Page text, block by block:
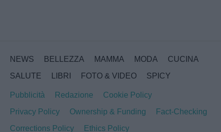
NEWS BELLEZZA MAMMA MODA
CUCINA
SALUTE
LIBRI FOTO & VIDEO SPICY
Pubblicità Redazione
Cookie Policy
Privacy Policy
Ownership & Funding
Fact-Checking
Corrections Policy
Ethics Policy